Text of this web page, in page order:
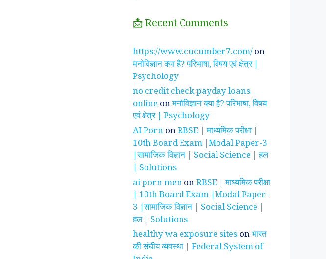
झाँसी की रानी के रहस्मयी
सुनीता विलियम्स ~
भारतीय मूल की अन्तरिक्ष
यात्री
📩 Recent Comments
https://www.cucumber7.com/ on
मनोविज्ञान क्या है? परिभाषा, विषय एवं क्षेत्र |
Psychology
no credit check payday loans
online onमनोविज्ञान क्या है? परिभाषा, विषय
एवं क्षेत्र | Psychology
AI Porn onRBSE | माध्यमिक परीक्षा |
10th Board Exam |Modal Paper-3
|सामाजिक विज्ञान | Social Science | हल
| Solutions
ai porn men onRBSE | माध्यमिक परीक्षा
| 10th Board Exam |Modal Paper-
3 |सामाजिक विज्ञान | Social Science |
हल | Solutions
healthy wa exposure sites onभारत
की संघीय व्यवस्था | Federal System of